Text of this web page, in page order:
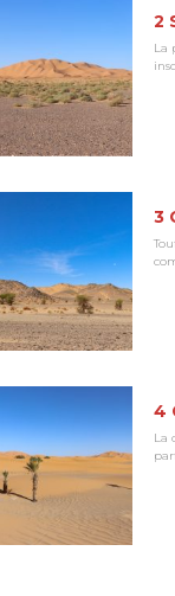
2
La
3
4
La